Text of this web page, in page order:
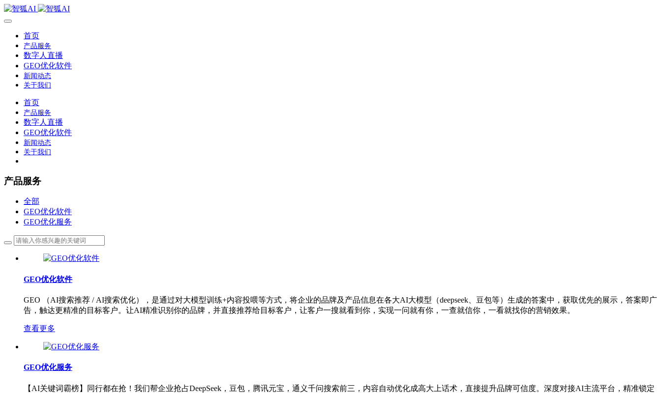
首页
产品服务
数字人直播
GEO优化软件
新闻动态
关于我们
首页
产品服务
数字人直播
GEO优化软件
新闻动态
关于我们
产品服务
全部
GEO优化软件
GEO优化服务
GEO优化软件
GEO （AI搜索推荐 / AI搜索优化），是通过对大模型训练+内容投喂等方式，将企业的品牌及产品信息在各大AI大模型（deepseek、豆包等）生成的答案中，获取优先的展示，答案即广
告，触达更精准的目标客户。让AI精准识别你的品牌，并直接推荐给目标客户，让客户一搜就看到你，实现一问就有你，一查就信你，一看就找你的营销效果。
查看更多
GEO优化服务
【AI关键词霸榜】同行都在抢！我们帮企业抢占DeepSeek，豆包，腾讯元宝，通义千问搜索前三，内容自动优化成高大上话术，直接提升品牌可信度。深度对接AI主流平台，精准锁定